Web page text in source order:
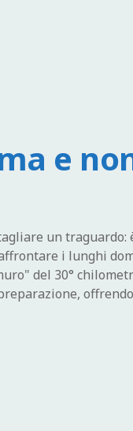
e
un
i lunghi
del 30°